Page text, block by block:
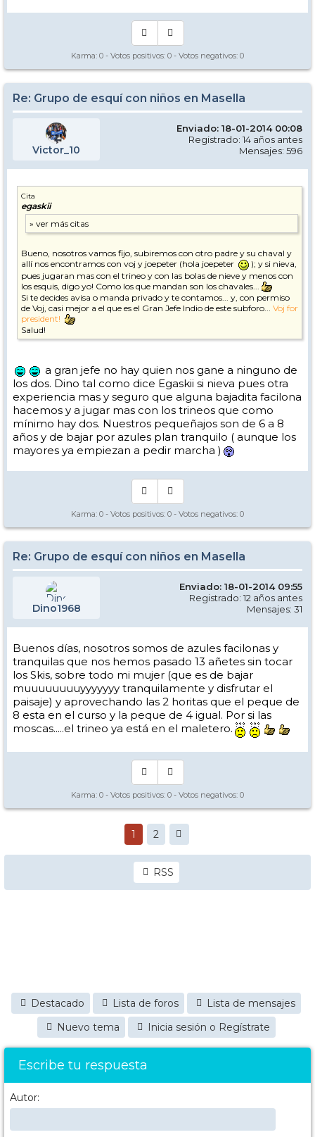
Karma: 0 - Votos positivos: 0 - Votos negativos: 0
Re: Grupo de esquí con niños en Masella
Victor_10
Enviado: 18-01-2014 00:08
Registrado: 14 años antes
Mensajes: 596
Cita
egaskii
Bueno, nosotros vamos fijo, subiremos con otro padre y su chaval y
allí nos encontramos con voj y joepeter (hola joepeter
); y si nieva,
pues jugaran mas con el trineo y con las bolas de nieve y menos con
los esquis, digo yo! Como los que mandan son los chavales...
Si te decides avisa o manda privado y te contamos... y, con permiso
de Voj, casi mejor a el que es el Gran Jefe Indio de este subforo... Voj for
president!
Salud!
a gran jefe no hay quien nos gane a ninguno de
los dos. Dino tal como dice Egaskii si nieva pues otra
experiencia mas y seguro que alguna bajadita facilona
hacemos y a jugar mas con los trineos que como
mínimo hay dos. Nuestros pequeñajos son de 6 a 8
años y de bajar por azules plan tranquilo ( aunque los
mayores ya empiezan a pedir marcha )
Karma: 0 - Votos positivos: 0 - Votos negativos: 0
Re: Grupo de esquí con niños en Masella
Dino1968
Enviado: 18-01-2014 09:55
Registrado: 12 años antes
Mensajes: 31
Buenos días, nosotros somos de azules facilonas y
tranquilas que nos hemos pasado 13 añetes sin tocar
los Skis, sobre todo mi mujer (que es de bajar
muuuuuuuuyyyyyyy tranquilamente y disfrutar el
paisaje) y aprovechando las 2 horitas que el peque de
8 esta en el curso y la peque de 4 igual. Por si las
moscas.....el trineo ya está en el maletero.
Karma: 0 - Votos positivos: 0 - Votos negativos: 0
1 2
RSS
Destacado Lista de foros
Lista de mensajes
Nuevo tema
Inicia sesión o Regístrate
Escribe tu respuesta
Autor: